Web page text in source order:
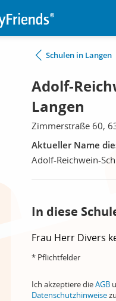
Schulen in Langen
Adolf-
Langen
Zimmerstraße 60,
Aktueller Name
Adolf-Reichwein-
In diese
Frau Herr Divers
* Pflichtfelder
Ich akzeptiere dieAGB
Datenschutzhinweise